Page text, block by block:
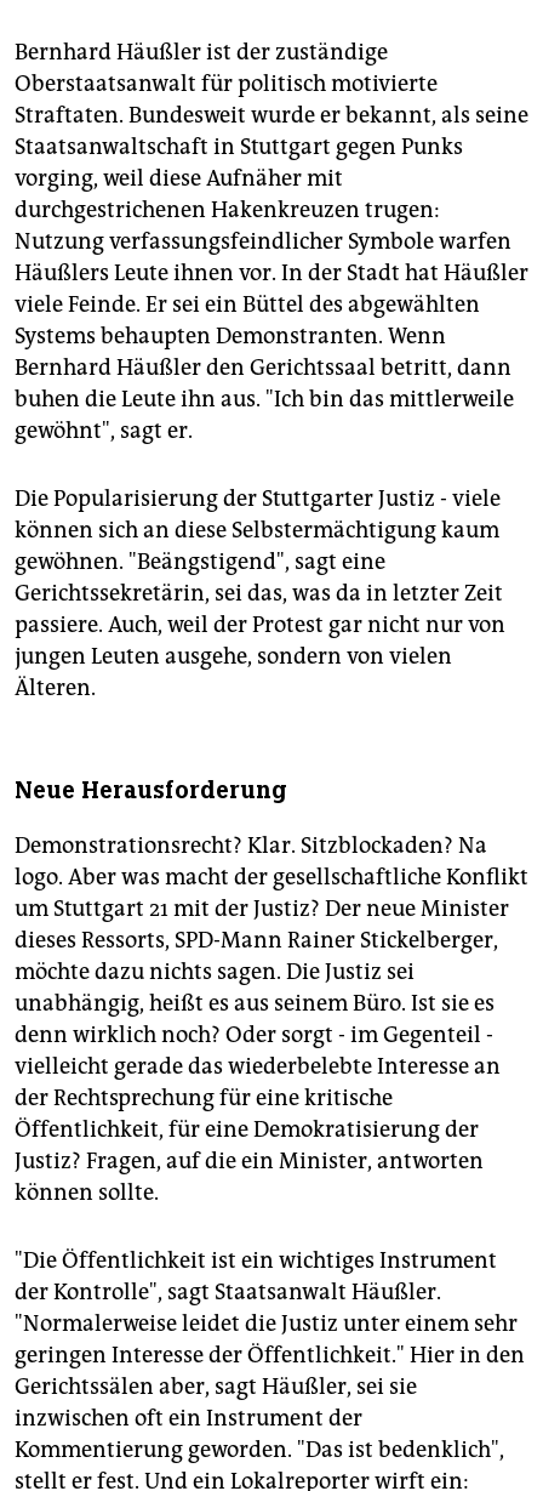
Bernhard Häußler ist der zuständige
Oberstaatsanwalt für politisch motivierte
Straftaten. Bundesweit wurde er bekannt, als seine
Staatsanwaltschaft in Stuttgart gegen Punks
vorging, weil diese Aufnäher mit
durchgestrichenen Hakenkreuzen trugen:
Nutzung verfassungsfeindlicher Symbole warfen
Häußlers Leute ihnen vor. In der Stadt hat Häußler
viele Feinde. Er sei ein Büttel des abgewählten
Systems behaupten Demonstranten. Wenn
Bernhard Häußler den Gerichtssaal betritt, dann
buhen die Leute ihn aus. "Ich bin das mittlerweile
gewöhnt", sagt er.
Die Popularisierung der Stuttgarter Justiz - viele
können sich an diese Selbstermächtigung kaum
gewöhnen. "Beängstigend", sagt eine
Gerichtssekretärin, sei das, was da in letzter Zeit
passiere. Auch, weil der Protest gar nicht nur von
jungen Leuten ausgehe, sondern von vielen
Älteren.
Neue Herausforderung
Demonstrationsrecht? Klar. Sitzblockaden? Na
logo. Aber was macht der gesellschaftliche Konflikt
um Stuttgart 21 mit der Justiz? Der neue Minister
dieses Ressorts, SPD-Mann Rainer Stickelberger,
möchte dazu nichts sagen. Die Justiz sei
unabhängig, heißt es aus seinem Büro. Ist sie es
denn wirklich noch? Oder sorgt - im Gegenteil -
vielleicht gerade das wiederbelebte Interesse an
der Rechtsprechung für eine kritische
Öffentlichkeit, für eine Demokratisierung der
Justiz? Fragen, auf die ein Minister, antworten
können sollte.
"Die Öffentlichkeit ist ein wichtiges Instrument
der Kontrolle", sagt Staatsanwalt Häußler.
"Normalerweise leidet die Justiz unter einem sehr
geringen Interesse der Öffentlichkeit." Hier in den
Gerichtssälen aber, sagt Häußler, sei sie
inzwischen oft ein Instrument der
Kommentierung geworden. "Das ist bedenklich",
stellt er fest. Und ein Lokalreporter wirft ein: